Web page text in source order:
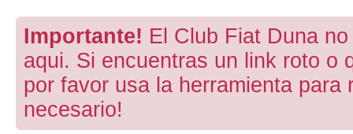
Importante! El Club Fiat Duna
aqui. Si encuentras un link roto o
por favor usa la herramienta
necesario!